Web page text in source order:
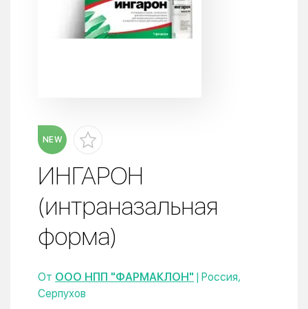
NEW
ИНГАРОН
(интраназальная
форма)
От ООО НПП "ФАРМАКЛОН" | Россия,
Серпухов